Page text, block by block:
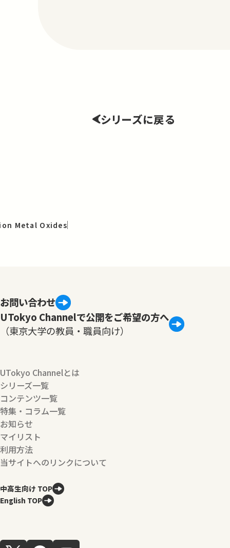
シリーズに戻る
Metal Oxides
お問い合わせ
UTokyo Channelで公開をご希望の方へ
（東京大学の教員・職員向け）
UTokyo Channelとは
シリーズ一覧
コンテンツ一覧
特集・コラム一覧
お知らせ
マイリスト
利用方法
当サイトへのリンクについて
中高生向け TOP
English TOP